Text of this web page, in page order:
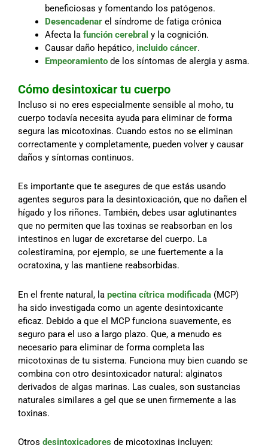
beneficiosas y fomentando los patógenos.
Desencadenar el síndrome de fatiga crónica
Afecta la función cerebral y la cognición.
Causar daño hepático, incluido cáncer.
Empeoramiento de los síntomas de alergia y asma.
Cómo desintoxicar tu cuerpo
Incluso si no eres especialmente sensible al moho, tu
cuerpo todavía necesita ayuda para eliminar de forma
segura las micotoxinas. Cuando estos no se eliminan
correctamente y completamente, pueden volver y causar
daños y síntomas continuos.
Es importante que te asegures de que estás usando
agentes seguros para la desintoxicación, que no dañen el
hígado y los riñones. También, debes usar aglutinantes
que no permiten que las toxinas se reabsorban en los
intestinos en lugar de excretarse del cuerpo. La
colestiramina, por ejemplo, se une fuertemente a la
ocratoxina, y las mantiene reabsorbidas.
En el frente natural, la pectina cítrica modificada (MCP)
ha sido investigada como un agente desintoxicante
eficaz. Debido a que el MCP funciona suavemente, es
seguro para el uso a largo plazo. Que, a menudo es
necesario para eliminar de forma completa las
micotoxinas de tu sistema. Funciona muy bien cuando se
combina con otro desintoxicador natural: alginatos
derivados de algas marinas. Las cuales, son sustancias
naturales similares a gel que se unen firmemente a las
toxinas.
Otros desintoxicadores de micotoxinas incluyen: